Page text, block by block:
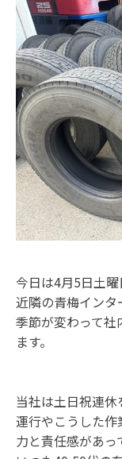
今日は4月5日土曜
近隣の青梅インタ
季節が変わって
ます。
当社は土日祝連休
運行やこうした
力と責任感があっ